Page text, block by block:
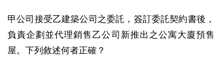
甲公司接受乙建築公司之委託，簽訂委託契約書後，
負責企劃並代理銷售乙公司新推出之公寓大廈預售
屋。下列敘述何者正確？